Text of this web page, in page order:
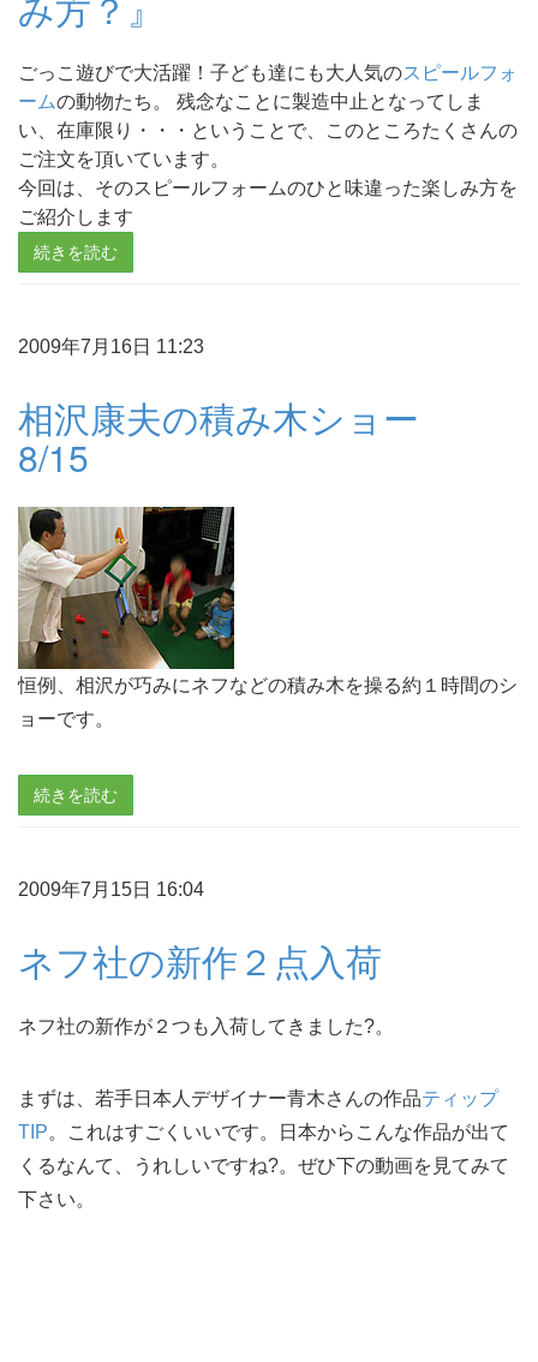
ごっこ遊びで大活躍！子ども達にも大人気のスピールフォ
ームの動物たち。 残念なことに製造中止となってしま
い、在庫限り・・・ということで、このところたくさんの
ご注文を頂いています。
今回は、そのスピールフォームのひと味違った楽しみ方を
ご紹介します
続きを読む
2009年7月16日 11:23
相沢康夫の積み木ショー
8/15
恒例、相沢が巧みにネフなどの積み木を操る約１時間のシ
ョーです。
続きを読む
2009年7月15日 16:04
ネフ社の新作２点入荷
ネフ社の新作が２つも入荷してきました?。
まずは、若手日本人デザイナー青木さんの作品ティップ
TIP。これはすごくいいです。日本からこんな作品が出て
くるなんて、うれしいですね?。ぜひ下の動画を見てみて
下さい。